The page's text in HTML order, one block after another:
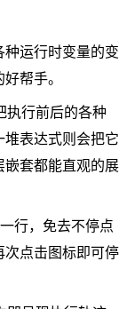
种运行时变量的变
帮手。
执行前后的各种
表达式则会把它
嵌套都能直观的展
行，免去不停点
次点击图标即可停